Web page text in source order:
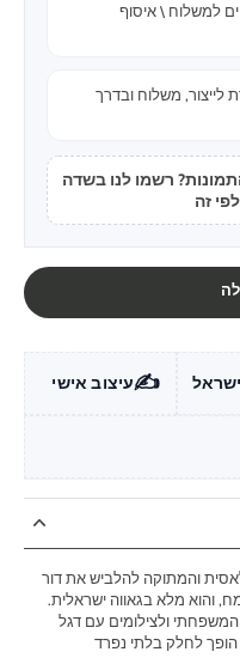
למשלוח \ איסוף
משלוח ובדרך
רשמו לנו בשדה
זה
✍️עיצוב אישי
והמתוקה להלביש את דור
והוא מלא בגאווה ישראלית.
ולצילומים עם דגל
הופך לחלק בלתי נפרד